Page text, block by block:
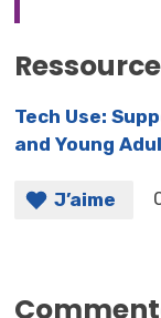
Ressource
Tech Use:
and Young
J’aime